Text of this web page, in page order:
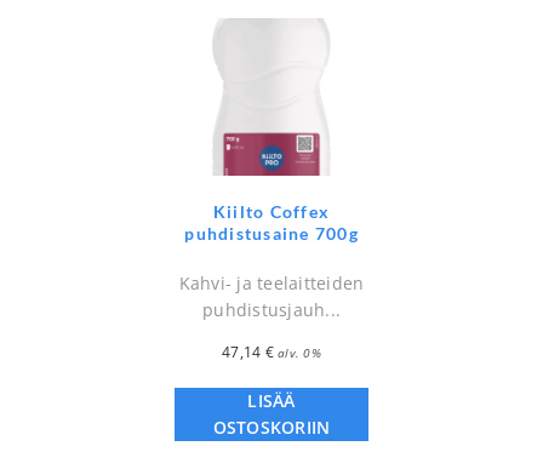
Kiilto Coffex
puhdistusaine 700g
Kahvi- ja teelaitteiden
puhdistusjauh...
47,14 € alv. 0%
LISÄÄ
OSTOSKORIIN